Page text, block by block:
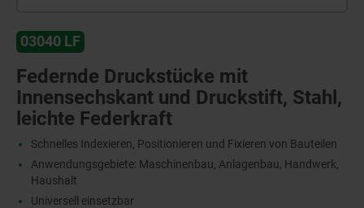
03040 LF
Federnde Druckstücke mit
Innensechskant und Druckstift, Stahl,
leichte Federkraft
Schnelles Indexieren, Positionieren und Fixieren von Bauteilen
Anwendungsgebiete: Maschinenbau, Anlagenbau, Handwerk,
Haushalt
Universell einsetzbar